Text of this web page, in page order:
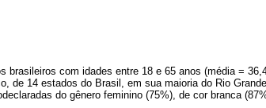
brasileiros com idades entre 18 e 65 anos (média =
de 14 estados do Brasil, em sua maioria do Rio
do gênero feminino (75%), de cor branca